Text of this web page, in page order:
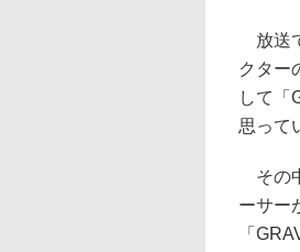
放送
クター
して「
思って
その
ーサー
「